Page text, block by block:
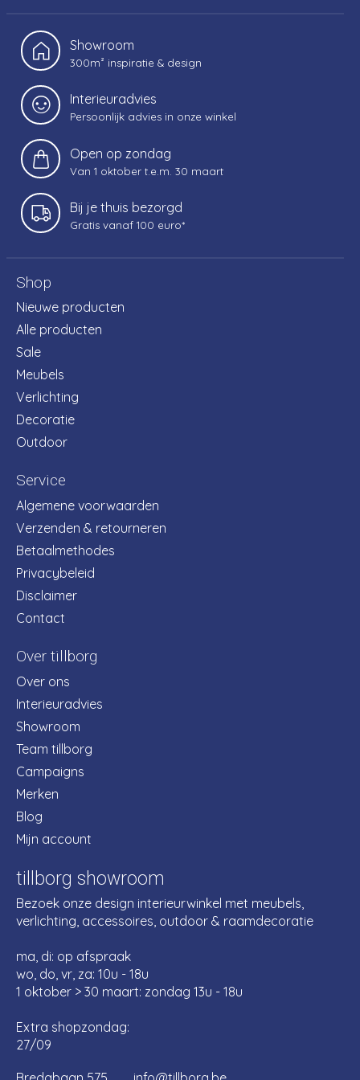
Showroom
300m² inspiratie & design
Interieuradvies
Persoonlijk advies in onze winkel
Open op zondag
Van 1 oktober t.e.m. 30 maart
Bij je thuis bezorgd
Gratis vanaf 100 euro*
Shop
Nieuwe producten
Alle producten
Sale
Meubels
Verlichting
Decoratie
Outdoor
Service
Algemene voorwaarden
Verzenden & retourneren
Betaalmethodes
Privacybeleid
Disclaimer
Contact
Over tillborg
Over ons
Interieuradvies
Showroom
Team tillborg
Campaigns
Merken
Blog
Mijn account
tillborg showroom
Bezoek onze design interieurwinkel met meubels,
verlichting, accessoires, outdoor & raamdecoratie
ma, di: op afspraak
wo, do, vr, za: 10u - 18u
1 oktober > 30 maart: zondag 13u - 18u
Extra shopzondag:
27/09